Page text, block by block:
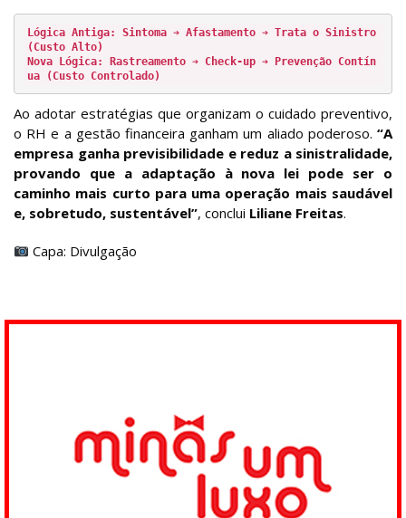
Lógica Antiga: Sintoma ➔ Afastamento ➔ Trata o Sinistro
(Custo Alto)
Nova Lógica: Rastreamento ➔ Check-up ➔ Prevenção Contín
ua (Custo Controlado)
Ao adotar estratégias que organizam o cuidado preventivo,
o RH e a gestão financeira ganham um aliado poderoso. “A
empresa ganha previsibilidade e reduz a sinistralidade,
provando que a adaptação à nova lei pode ser o
caminho mais curto para uma operação mais saudável
e, sobretudo, sustentável”, conclui Liliane Freitas.
Capa: Divulgação